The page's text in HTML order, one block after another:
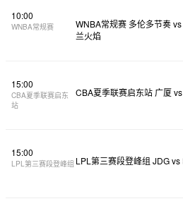
10:00
WNBA常规赛
WNBA常规赛 多伦多节奏
兰火焰
15:00
CBA夏季联赛启东
站
CBA夏季联赛启东站 广厦
15:00
LPL第三赛段登峰组 LPL第三赛段登峰组 JDG vs